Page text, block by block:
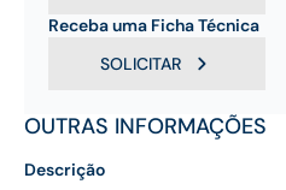
Receba uma Ficha Técnica
SOLICITAR
OUTRAS INFORMAÇÕES
Descrição